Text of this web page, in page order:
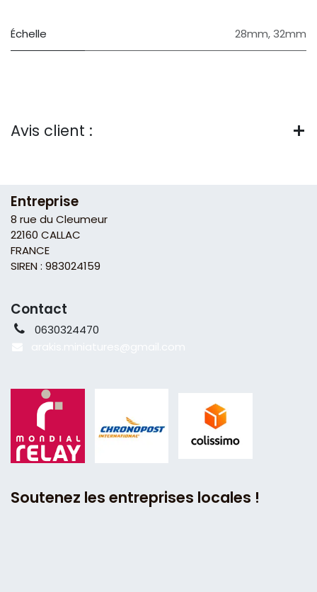
Échelle 28mm,32mm
Avis client :
Entreprise
8 rue du Cleumeur
22160 CALLAC
FRANCE
SIREN : 983024159
Contact
0630324470
Soutenez les entreprises locales !